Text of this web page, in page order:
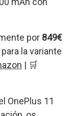
por 849€
para la variante
| 🛒
OnePlus 11